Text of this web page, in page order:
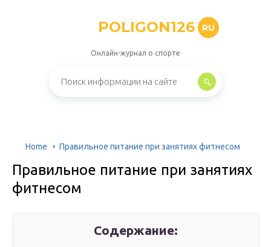
POLIGON126 RU
Онлайн-журнал о спорте
Home Правильное питание при занятиях фитнесом
Правильное питание при занятиях
фитнесом
Содержание: